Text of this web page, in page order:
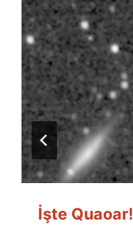
İşte Quaoar!